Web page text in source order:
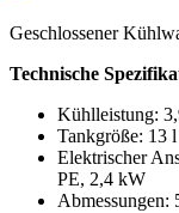
Geschlossener
Technische
Kühlleistung:
Tankgröße: 13 l
Elektrischer
PE, 2,4 kW